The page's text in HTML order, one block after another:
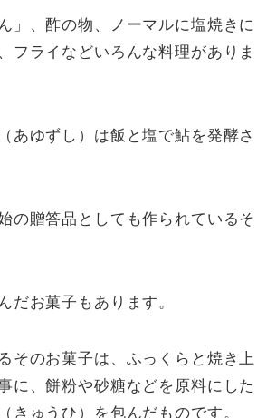
」、酢の物、ノーマルに塩焼きに
フライなどいろんな料理がありま
あゆずし）は飯と塩で鮎を発酵さ
の贈答品としても作られているそ
だお菓子もあります。
そのお菓子は、ふっくらと焼き上
に、餅粉や砂糖などを原料にした
きゅうひ）を包んだものです。